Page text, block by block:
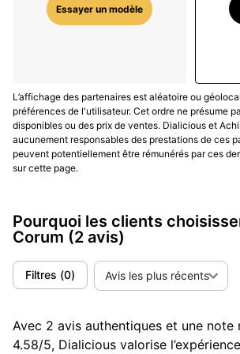
Golden Bridge : un
Corum, la Golden Bridge incarne son
“architecture”.La Golden Bridge naît
présenté en 1977 par Vincent
développé avec Corum avant de
années 1980, l’une des images les
glaces saphir. L’idée est simple et
transformer l’organe mécanique en
sans que la montre ne devienne
La Golden Bridge est importante pour
immédiatement reconnaissable, tout
sur des décennies.Le principe du
Essayer un modèle
L’affichage des partenaires est aléatoire ou
préférences de l'utilisateur. Cet ordre ne présume
disponibles ou des prix de ventes. Dialicious et
aucunement responsables des prestations de ces
peuvent potentiellement être rémunérés par ces
sur cette page.
Pourquoi les clients
Corum (2 avis)
Filtres (0) Avis les plus récents
Avec 2 avis authentiques et une note
4.58/5, Dialicious valorise